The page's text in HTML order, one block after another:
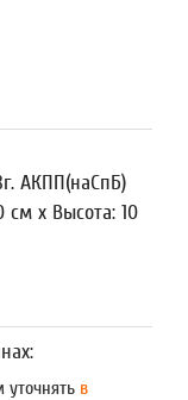
АКПП(наСпБ)
x Высота: 10
в